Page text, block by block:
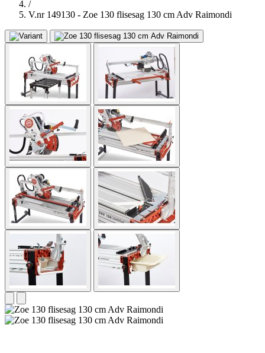
/
V.nr 149130 - Zoe 130 flisesag 130 cm Adv Raimondi